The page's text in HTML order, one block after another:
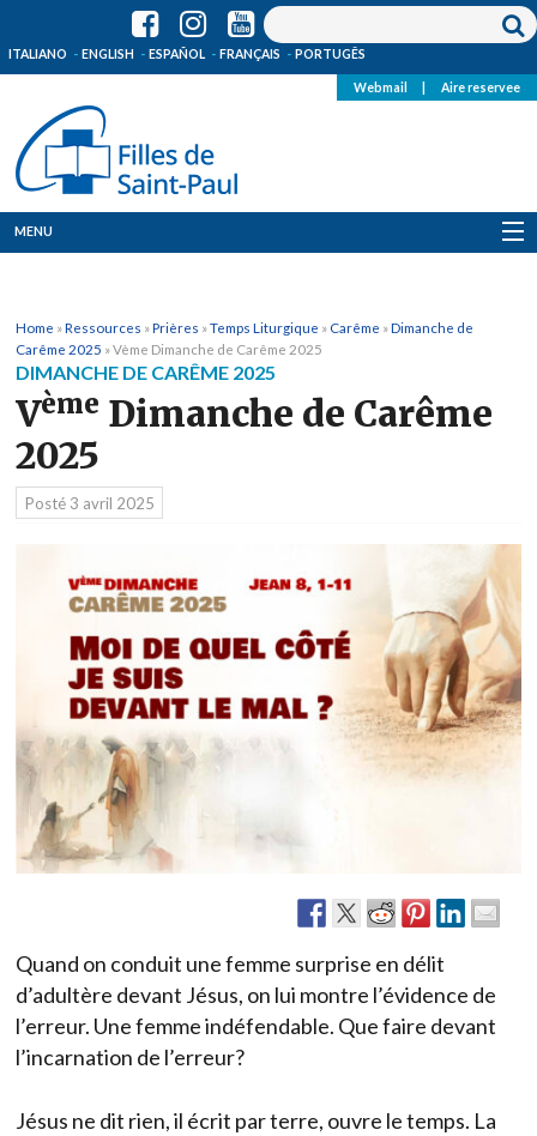
ITALIANO ENGLISH ESPAÑOL FRANÇAIS PORTUGÊS
Webmail Aire reservee
MENU
Où sommes-nous
News
Ressources
Media
Home »Ressources »Prières »Temps Liturgique » Carême »Dimanche de
Carême 2025 »Vème Dimanche de Carême 2025
DIMANCHE DE CARÊME 2025
Vème Dimanche de Carême
2025
Posté 3 avril 2025
Quand on conduit une femme surprise en délit
d’adultère devant Jésus, on lui montre l’évidence de
l’erreur. Une femme indéfendable. Que faire devant
l’incarnation de l’erreur?
Jésus ne dit rien, il écrit par terre, ouvre le temps. La